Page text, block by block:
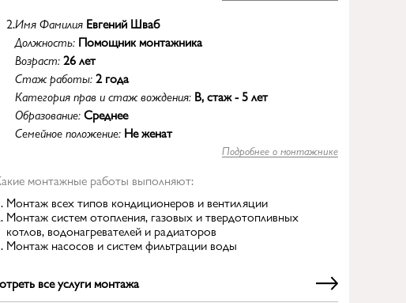
2.Имя Фамилия Евгений Шваб
Должность: Помощник монтажника
Возраст:26 лет
Стаж работы:2 года
Категория прав и стаж вождения: B, стаж - 5 лет
Образование:Среднее
Cемейное положение: Не женат
Подробнее о монтажнике
монтажные работы выполняют:
Монтаж всех типов кондиционеров и вентиляции
Монтаж систем отопления, газовых и твердотопливных
котлов, водонагревателей и радиаторов
Монтаж насосов и систем фильтрации воды
все услуги монтажа